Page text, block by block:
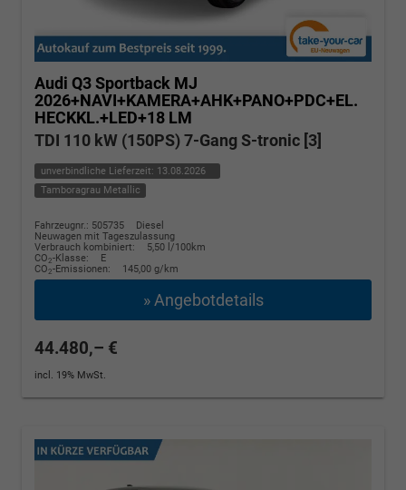
Audi Q3 Sportback MJ
2026+NAVI+KAMERA+AHK+PANO+PDC+EL.
HECKKL.+LED+18 LM
TDI 110 kW (150PS) 7-Gang S-tronic [3]
unverbindliche Lieferzeit: 13.08.2026
Tamboragrau Metallic
Fahrzeugnr.: 505735
Diesel
Neuwagen mit Tageszulassung
Verbrauch kombiniert:
5,50 l/100km
CO2-Klasse:
E
CO2-Emissionen: 145,00 g/km
» Angebotdetails
44.480,– €
incl. 19% MwSt.